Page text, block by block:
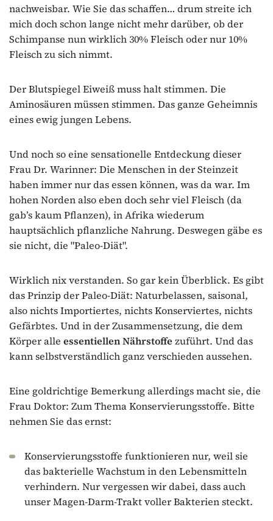
nachweisbar. Wie Sie das schaffen… drum streite ich
mich doch schon lange nicht mehr darüber, ob der
Schimpanse nun wirklich 30% Fleisch oder nur 10%
Fleisch zu sich nimmt.
Der Blutspiegel Eiweiß muss halt stimmen. Die
Aminosäuren müssen stimmen. Das ganze Geheimnis
eines ewig jungen Lebens.
Und noch so eine sensationelle Entdeckung dieser
Frau Dr. Warinner: Die Menschen in der Steinzeit
haben immer nur das essen können, was da war. Im
hohen Norden also eben doch sehr viel Fleisch (da
gab’s kaum Pflanzen), in Afrika wiederum
hauptsächlich pflanzliche Nahrung. Deswegen gäbe es
sie nicht, die "Paleo-Diät".
Wirklich nix verstanden. So gar kein Überblick. Es gibt
das Prinzip der Paleo-Diät: Naturbelassen, saisonal,
also nichts Importiertes, nichts Konserviertes, nichts
Gefärbtes. Und in der Zusammensetzung, die dem
Körper alle essentiellen Nährstoffe zuführt. Und das
kann selbstverständlich ganz verschieden aussehen.
Eine goldrichtige Bemerkung allerdings macht sie, die
Frau Doktor: Zum Thema Konservierungsstoffe. Bitte
nehmen Sie das ernst:
Konservierungsstoffe funktionieren nur, weil sie
das bakterielle Wachstum in den Lebensmitteln
verhindern. Nur vergessen wir dabei, dass auch
unser Magen-Darm-Trakt voller Bakterien steckt.